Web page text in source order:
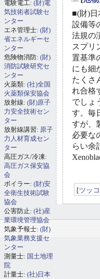
■(財)日
設備等
法規の
スプリ
置基準
にも細
たくさ
れ合格
でしょ
す。毎
すが、
必要な
らい余
[ツッ
電験電工: (財)電
気技術者試験セ
ンター
エネ管理士: (財)
省エネルギーセ
ンター
危険物消防: (財)
消防試験研究セ
ンター
火薬類: (社)全国
火薬類保安協会
放射線: (財)原子
力安全技術セン
ター
放射線講習: 原子
力人材育成セン
ター
高圧ガス/冷凍:
高圧ガス保安協
会
ボイラー: (財)安
全衛生技術試験
協会
公害防止: (社)産
業環境管理協会
気象予報士: (財)
気象業務支援セ
ンター
測量士: 国土地理
院
計量士: (社)日本